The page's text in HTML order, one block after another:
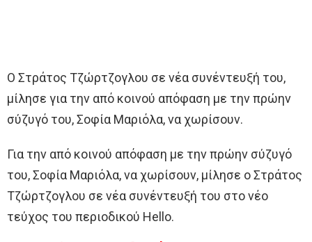
Ο Στράτος Τζώρτζογλου σε νέα συνέντευξή του,
μίλησε για την από κοινού απόφαση με την πρώην
σύζυγό του, Σοφία Μαριόλα, να χωρίσουν.
Για την από κοινού απόφαση με την πρώην σύζυγό
του, Σοφία Μαριόλα, να χωρίσουν, μίλησε ο Στράτος
Τζώρτζογλου σε νέα συνέντευξή του στο νέο
τεύχος του περιοδικού Hello.